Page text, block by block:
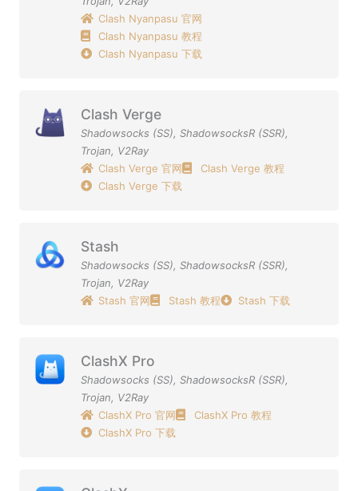
Clash Nyanpasu 官网
Clash Nyanpasu 教程
Clash Nyanpasu 下载
Clash Verge
Shadowsocks (SS), ShadowsocksR (SSR),
Trojan, V2Ray
Clash Verge 官网
Clash Verge 教程
Clash Verge 下载
Stash
Shadowsocks (SS), ShadowsocksR (SSR),
Trojan, V2Ray
Stash 官网
Stash 教程 Stash 下载
ClashX Pro
Shadowsocks (SS), ShadowsocksR (SSR),
Trojan, V2Ray
ClashX Pro 官网
ClashX Pro 教程
ClashX Pro 下载